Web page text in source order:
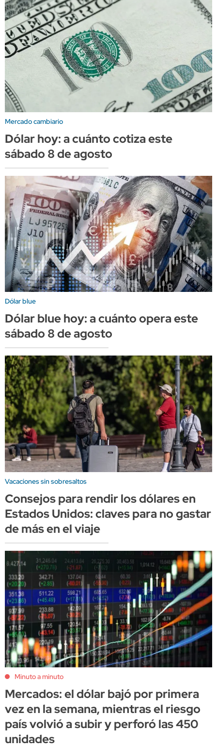
Mercado cambiario
Dólar hoy: a cuánto cotiza este
sábado 8 de agosto
Dólar blue
Dólar blue hoy: a cuánto opera este
sábado 8 de agosto
Vacaciones sin sobresaltos
Consejos para rendir los dólares en
Estados Unidos: claves para no gastar
de más en el viaje
Minuto a minuto
Mercados: el dólar bajó por primera
vez en la semana, mientras el riesgo
país volvió a subir y perforó las 450
unidades